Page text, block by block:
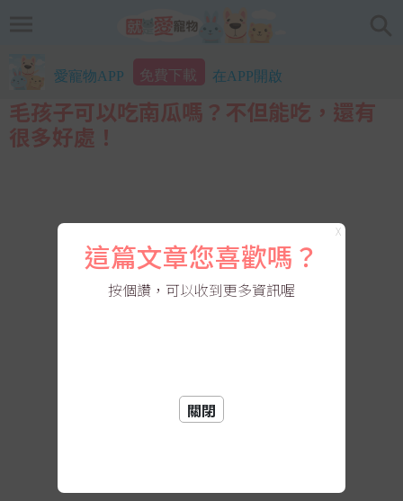
愛寵物APP 免費下載 在APP開啟
毛孩子可以吃南瓜嗎？不但能吃，還有
很多好處！
X
這篇文章您喜歡嗎？
按個讚，可以收到更多資訊喔
關閉